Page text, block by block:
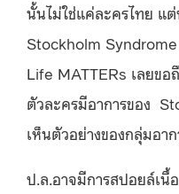
นั้นไม่ใช่แค่ละครไทย แต่
Stockholm Syndrome
Life MATTERs เลยขอ
ตัวละครมีอาการของ
เห็นตัวอย่างของกลุ่มอา
ป.ล.อาจมีการสปอยล์เนื้